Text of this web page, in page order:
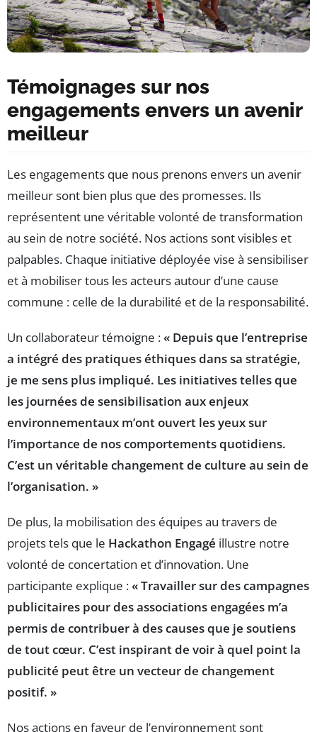
Témoignages sur nos
engagements envers un avenir
meilleur
Les engagements que nous prenons envers un avenir
meilleur sont bien plus que des promesses. Ils
représentent une véritable volonté de transformation
au sein de notre société. Nos actions sont visibles et
palpables. Chaque initiative déployée vise à sensibiliser
et à mobiliser tous les acteurs autour d’une cause
commune : celle de la durabilité et de la responsabilité.
Un collaborateur témoigne :« Depuis que l’entreprise
a intégré des pratiques éthiques dans sa stratégie,
je me sens plus impliqué. Les initiatives telles que
les journées de sensibilisation aux enjeux
environnementaux m’ont ouvert les yeux sur
l’importance de nos comportements quotidiens.
C’est un véritable changement de culture au sein de
l’organisation. »
De plus, la mobilisation des équipes au travers de
projets tels que le Hackathon Engagé illustre notre
volonté de concertation et d’innovation. Une
participante explique :« Travailler sur des campagnes
publicitaires pour des associations engagées m’a
permis de contribuer à des causes que je soutiens
de tout cœur. C’est inspirant de voir à quel point la
publicité peut être un vecteur de changement
positif. »
Nos actions en faveur de l’environnement sont